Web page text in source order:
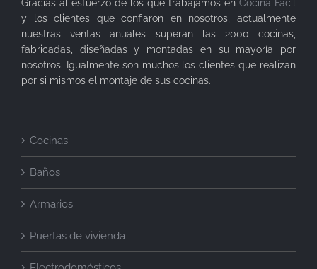
Gracias al esfuerzo de los que trabajamos en Cocina Fácil
y los clientes que confiaron en nosotros, actualmente
nuestras ventas anuales superan las 2000 cocinas,
fabricadas, diseñadas y montadas en su mayoría por
nosotros. Igualmente son muchos los clientes que realizan
por si mismos el montaje de sus cocinas.
Cocinas
Baños
Armarios
Puertas de vivienda